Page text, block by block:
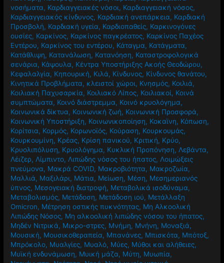
νοσήματα, Καρδιαγγειακές νόσοι, Καρδιαγγειακή νόσος,
Καρδιαγγειακός κίνδυνος, Καρδιακή ανεπάρκεια, Καρδιακή
Προσβολή, Καρδιακή υγεία, Καρδιοπαθείς, Καρκινογόνες
ουσίες, Καρκίνος, Καρκίνος παγκρέατος, Καρκίνος Παχέος
Εντέρου, Καρκίνος του εντέρου, Κάταγμα, Κατάγματα,
Κατάθλιψη, Κατανάλωση, Κατανόηση, Καταστροφολογικά
σενάρια, Κάψουλα, Κέντρα Υποστήριξης Ακοής Θεοδώρου,
Κεφαλαλγία, Κηπουρική, Κιλά, Κίνδυνος, Κίνδυνος θανάτου,
Κινητικά Προβλήματα, κλειστοί χώροι, Κνησμός, Κοιλιά,
Κοιλιακή Παχυσαρκία, Κοιλιακό Λίπος, Κοιλιακοί, Κοινά
συμπτώματα, Κοινό διάστρεμμα, Κοινό κρυολόγημα,
Κοινωνικά δίκτυα, Κοινωνική ζωή, Κοινωνική Προσφορά,
Κοινωνική Υποστήριξη, Κοινωνικοποίηση, Κοκαϊνη, Κόπωση,
Κορίτσια, Κορμός, Κορωνοϊός, Κούραση, Κουρκουμάς,
Κουρκουμίνη, Κρέας, Κρίση πανικού, Κριτική, Κρύο,
Κρυολιπόλυση, Κρυολόγημα, Κυκλική Προπόνηση, Λεβάντα,
Λέιζερ, Λίμπιντο, Λιπώδης νόσος του ήπατος, Λοιμώξεις
πνεύμονα, Μακρά COVID, Μακροβιότητα, Μακροζωία,
Μαλλιά, Μαξιλάρι, Μάτια, Μείωση, Μέση, Μεσημεριανός
ύπνος, Μεσογειακή διατροφή, Μεταβολικά ισοδύναμα,
Μεταβολισμός, Μετάδοση, Μετάδοση ιού, Μετάλλαξη
Omicron, Μέτρηση οστικής πυκνότητας, Μη Αλκοολική
Λιπώδης Νόσος, Μη αλκοολική λιπώδης νόσου του ήπατος,
Μηδέν Νιτρικά, Μικρο-στρες, Μνήμη, Μνήνη, Μοναξιά,
Μουσική, Μουσικοθεραπεία, Μπανάνες, Μπισκότα, Μπότοξ,
Μπρόκολο, Μυαλγίες, Μυαλό, Μύες, Μύθοι και αλήθειες,
Μυϊκή ενδυνάμωση, Μυική μάζα, Μύτη, Μυωπία,